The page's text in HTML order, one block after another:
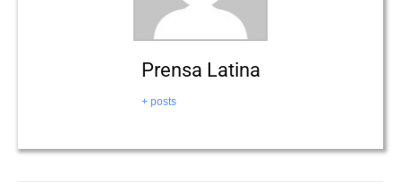
Prensa Latina
+ posts